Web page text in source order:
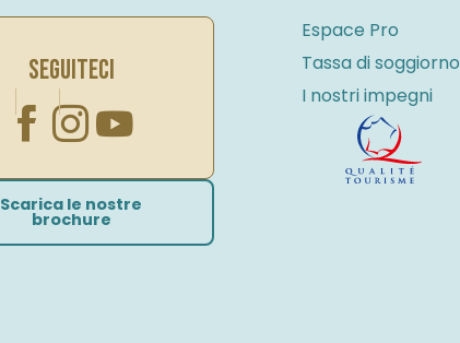
SEGUITECI
Scarica le nostre
brochure
Espace Pro
Tassa di soggiorno
I nostri impegni